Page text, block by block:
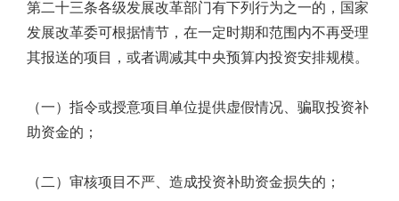
第二十三条各级发展改革部门有下列行为之一的，国家
发展改革委可根据情节，在一定时期和范围内不再受理
其报送的项目，或者调减其中央预算内投资安排规模。
（一）指令或授意项目单位提供虚假情况、骗取投资补
助资金的；
（二）审核项目不严、造成投资补助资金损失的；